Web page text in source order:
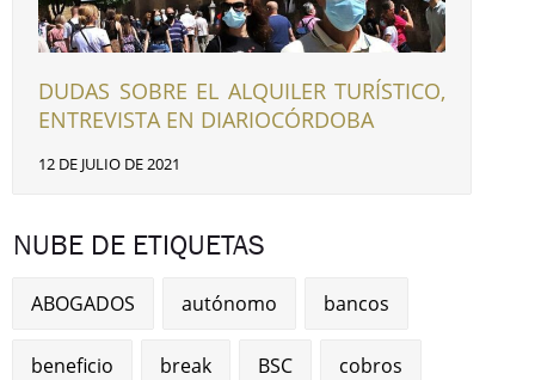
DUDAS SOBRE EL ALQUILER TURÍSTICO,
ENTREVISTA EN DIARIOCÓRDOBA
12 DE JULIO DE 2021
NUBE DE ETIQUETAS
ABOGADOS autónomo bancos
beneficio break BSC cobros